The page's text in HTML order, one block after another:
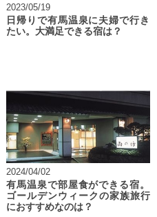
2023/05/19
日帰りで有馬温泉に夫婦で行き
たい。大満足できる宿は？
2024/04/02
有馬温泉で部屋食ができる宿。
ゴールデンウィークの家族旅行
におすすめなのは？